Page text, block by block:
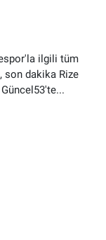
ilgili tüm
son dakika Rize